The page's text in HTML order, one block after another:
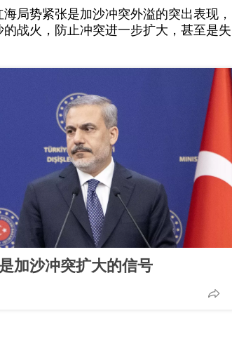
局势紧张是加沙冲突外溢的突出表现，
战火，防止冲突进一步扩大，甚至是失
加沙冲突扩大的信号